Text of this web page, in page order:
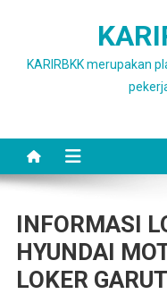
KARIRBKK merupakan
INFORMASI
HYUNDAI
LOKER